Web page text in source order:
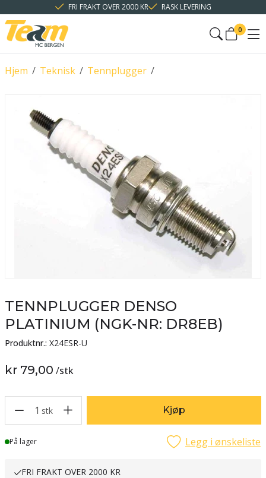
FRI FRAKT OVER 2000 KR RASK LEVERING
0
/
Hjem /
Teknisk /
Tennplugger
TENNPLUGGER DENSO
PLATINIUM (NGK-NR: DR8EB)
Produktnr.: X24ESR-U
kr 79,00 /stk
1 stk Kjøp
Lager
På lager Legg i ønskeliste
FRI FRAKT OVER 2000 KR